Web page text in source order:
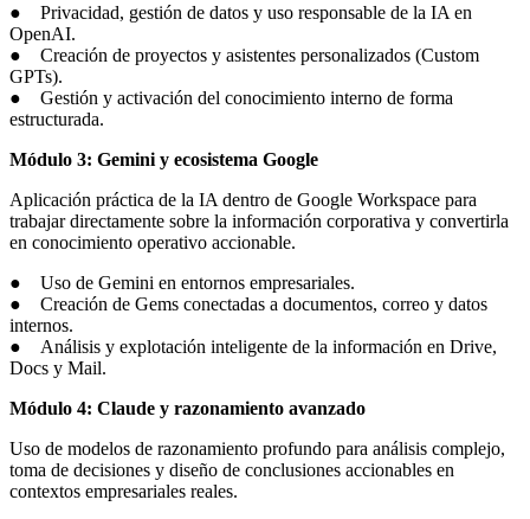
● Privacidad, gestión de datos y uso responsable de la IA en
OpenAI.
● Creación de proyectos y asistentes personalizados (Custom
GPTs).
● Gestión y activación del conocimiento interno de forma
estructurada.
Módulo 3: Gemini y ecosistema Google
Aplicación práctica de la IA dentro de Google Workspace para
trabajar directamente sobre la información corporativa y convertirla
en conocimiento operativo accionable.
● Uso de Gemini en entornos empresariales.
● Creación de Gems conectadas a documentos, correo y datos
internos.
● Análisis y explotación inteligente de la información en Drive,
Docs y Mail.
Módulo 4: Claude y razonamiento avanzado
Uso de modelos de razonamiento profundo para análisis complejo,
toma de decisiones y diseño de conclusiones accionables en
contextos empresariales reales.